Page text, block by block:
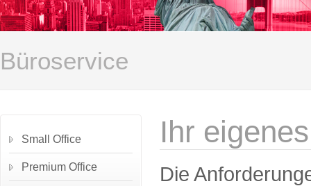
Büroservice
Ihr
Die
Small Office
Premium Office